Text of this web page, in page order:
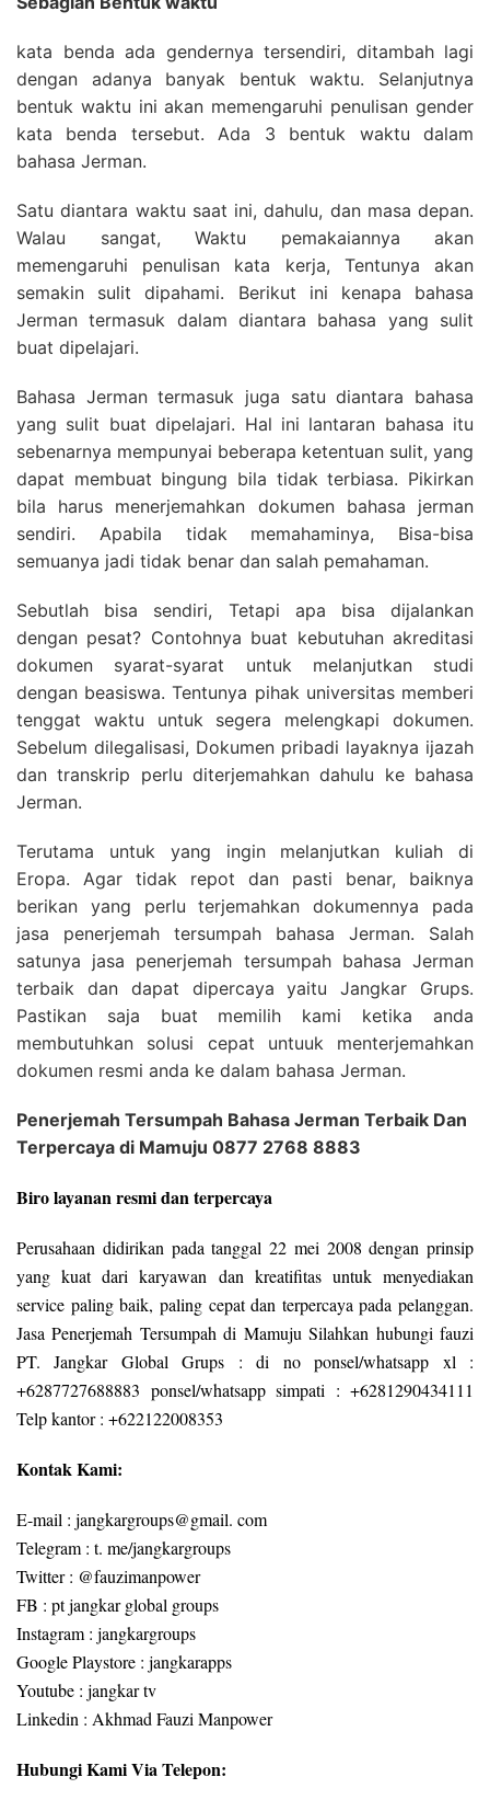
kata benda ada gendernya tersendiri, ditambah lagi
dengan adanya banyak bentuk waktu. Selanjutnya
bentuk waktu ini akan memengaruhi penulisan gender
kata benda tersebut. Ada 3 bentuk waktu dalam
bahasa Jerman.
Satu diantara waktu saat ini, dahulu, dan masa depan.
Walau sangat, Waktu pemakaiannya akan
memengaruhi penulisan kata kerja, Tentunya akan
semakin sulit dipahami. Berikut ini kenapa bahasa
Jerman termasuk dalam diantara bahasa yang sulit
buat dipelajari.
Bahasa Jerman termasuk juga satu diantara bahasa
yang sulit buat dipelajari. Hal ini lantaran bahasa itu
sebenarnya mempunyai beberapa ketentuan sulit, yang
dapat membuat bingung bila tidak terbiasa. Pikirkan
bila harus menerjemahkan dokumen bahasa jerman
sendiri. Apabila tidak memahaminya, Bisa-bisa
semuanya jadi tidak benar dan salah pemahaman.
Sebutlah bisa sendiri, Tetapi apa bisa dijalankan
dengan pesat? Contohnya buat kebutuhan akreditasi
dokumen syarat-syarat untuk melanjutkan studi
dengan beasiswa. Tentunya pihak universitas memberi
tenggat waktu untuk segera melengkapi dokumen.
Sebelum dilegalisasi, Dokumen pribadi layaknya ijazah
dan transkrip perlu diterjemahkan dahulu ke bahasa
Jerman.
Terutama untuk yang ingin melanjutkan kuliah di
Eropa. Agar tidak repot dan pasti benar, baiknya
berikan yang perlu terjemahkan dokumennya pada
jasa penerjemah tersumpah bahasa Jerman. Salah
satunya jasa penerjemah tersumpah bahasa Jerman
terbaik dan dapat dipercaya yaitu Jangkar Grups.
Pastikan saja buat memilih kami ketika anda
membutuhkan solusi cepat untuuk menterjemahkan
dokumen resmi anda ke dalam bahasa Jerman.
Penerjemah Tersumpah Bahasa Jerman Terbaik Dan
Terpercaya di Mamuju 0877 2768 8883
Biro layanan resmi dan terpercaya
Perusahaan didirikan pada tanggal 22 mei 2008 dengan prinsip
yang kuat dari karyawan dan kreatifitas untuk menyediakan
service paling baik, paling cepat dan terpercaya pada pelanggan.
Jasa Penerjemah Tersumpah di Mamuju Silahkan hubungi fauzi
PT. Jangkar Global Grups : di no ponsel/whatsapp xl :
+6287727688883 ponsel/whatsapp simpati : +6281290434111
Telp kantor : +622122008353
Kontak Kami:
E-mail : jangkargroups@gmail. com
Telegram : t. me/jangkargroups
Twitter : @fauzimanpower
FB : pt jangkar global groups
Instagram : jangkargroups
Google Playstore : jangkarapps
Youtube : jangkar tv
Linkedin : Akhmad Fauzi Manpower
Hubungi Kami Via Telepon: